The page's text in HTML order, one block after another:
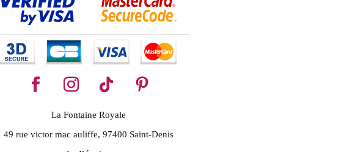
La Fontaine Royale
49 rue victor mac auliffe, 97400 Saint-Denis